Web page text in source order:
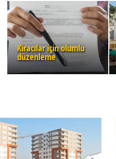
Kiracılar için olumlu
düzenleme